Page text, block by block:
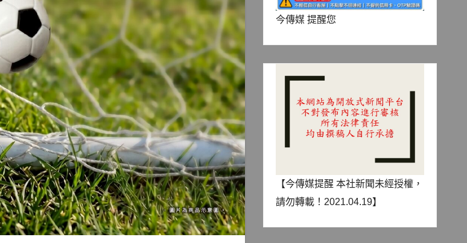
今傳媒 提醒您
【今傳媒提醒 本社新聞未經授權，
請勿轉載！2021.04.19】